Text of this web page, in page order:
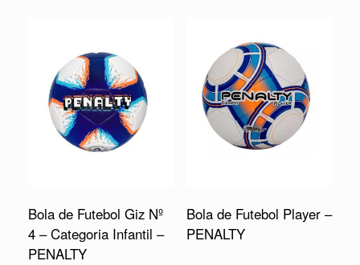
Bola de Futebol Giz Nº
4 – Categoria Infantil –
PENALTY
Bola de Futebol Player –
PENALTY